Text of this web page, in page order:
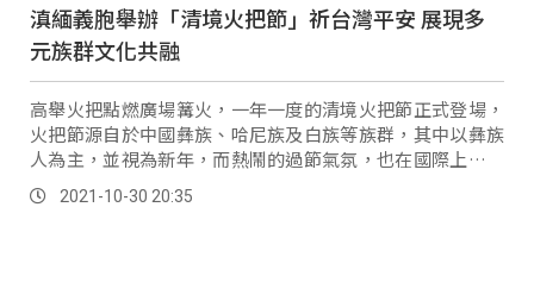
滇緬義胞舉辦「清境火把節」祈台灣平安 展現多
元族群文化共融
高舉火把點燃廣場篝火，一年一度的清境火把節正式登場，
火把節源自於中國彝族、哈尼族及白族等族群，其中以彝族
人為主，並視為新年，而熱鬧的過節氣氛，也在國際上被稱
為「東方狂歡節」，藉由熊熊烈焰象徵部落團結齊心，希望
驅趕壞運，祈求平安 身為彝族的南投縣雲南同鄉會理事長魯
2021-10-30 20:35